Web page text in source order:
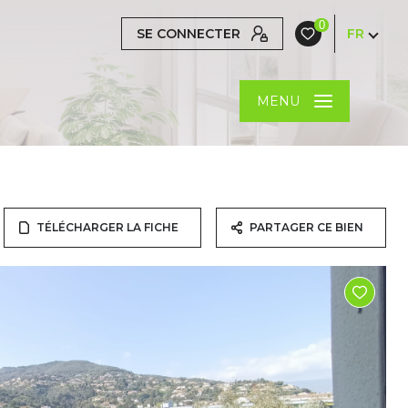
SE CONNECTER
0
FR
MENU
TÉLÉCHARGER LA FICHE PARTAGER CE BIEN